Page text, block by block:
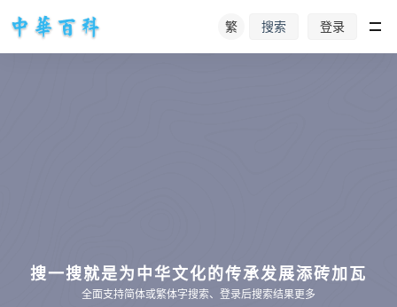
繁 搜索 登录
搜一搜就是为中华文化的传承发展添砖加瓦
全面支持简体或繁体字搜索、登录后搜索结果更多